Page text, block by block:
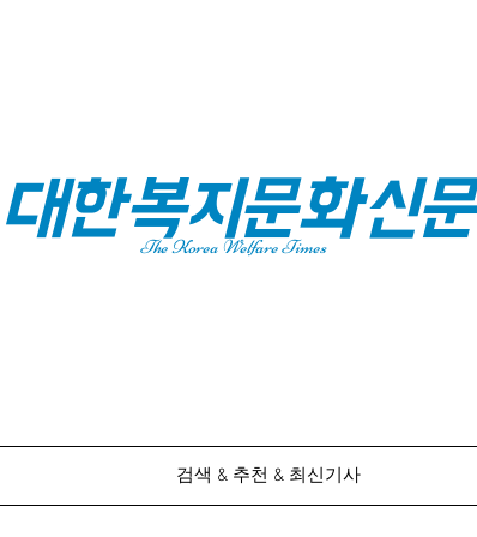
대한복지문화신문
The Korea Welfare Times
검색 & 추천 & 최신기사